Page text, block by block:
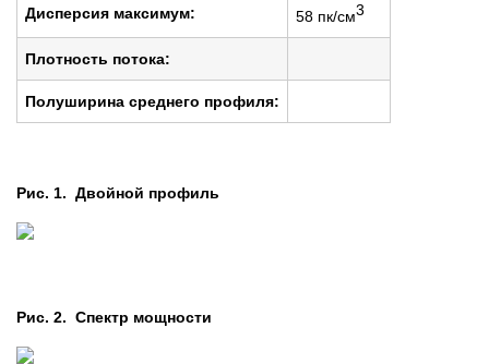
Дисперсия максимум: 58 пк/см3
Плотность потока:
Полуширина среднего профиля:
Рис. 1. Двойной профиль
Рис. 2. Cпектр мощности